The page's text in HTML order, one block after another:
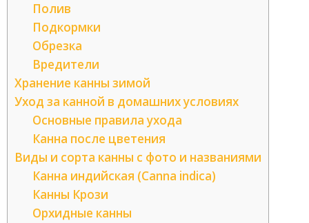
Полив
Подкормки
Обрезка
Вредители
Хранение канны зимой
Уход за канной в домашних условиях
Основные правила ухода
Канна после цветения
Виды и сорта канны с фото и названиями
Канна индийская (Canna indica)
Канны Крози
Орхидные канны